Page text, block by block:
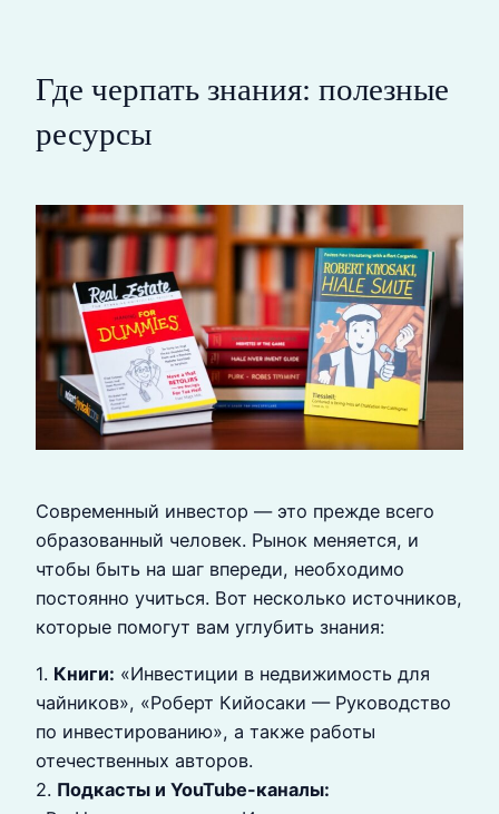
Где черпать знания: полезные
ресурсы
Современный инвестор — это прежде всего
образованный человек. Рынок меняется, и
чтобы быть на шаг впереди, необходимо
постоянно учиться. Вот несколько источников,
которые помогут вам углубить знания:
1. Книги: «Инвестиции в недвижимость для
чайников», «Роберт Кийосаки — Руководство
по инвестированию», а также работы
отечественных авторов.
2. Подкасты и YouTube-каналы: